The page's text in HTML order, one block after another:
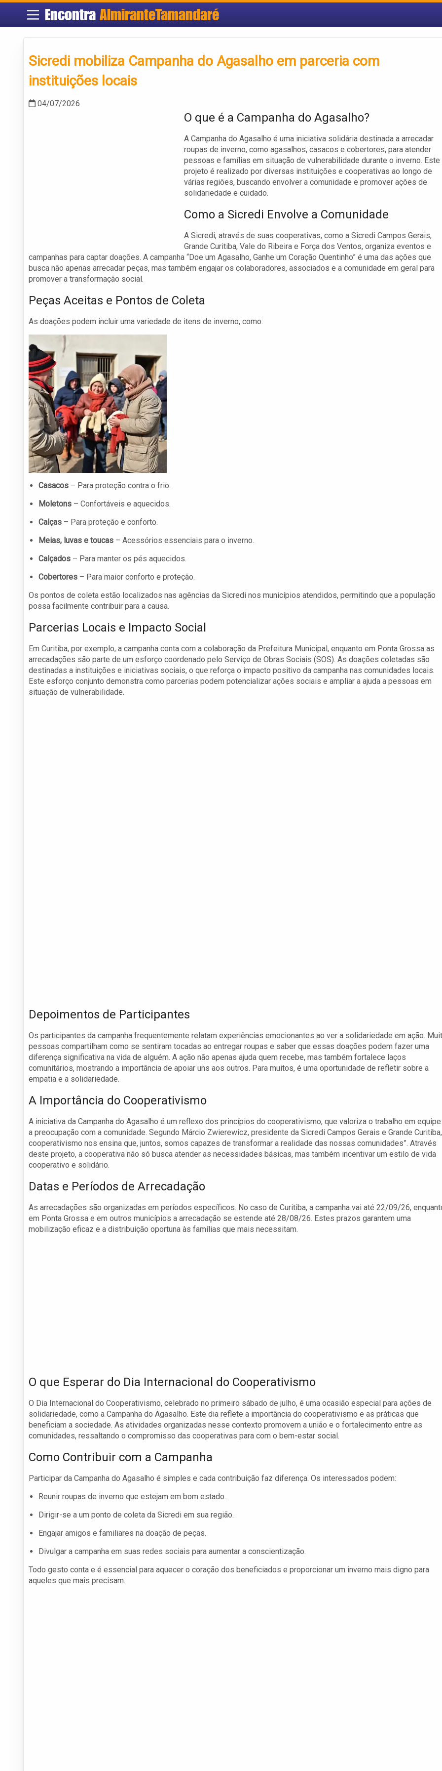
Encontra AlmiranteTamandaré
Sicredi mobiliza Campanha do Agasalho em parceria com
instituições locais
04/07/2026
O que é a Campanha do Agasalho?
A Campanha do Agasalho é uma iniciativa solidária destinada a arrecadar
roupas de inverno, como agasalhos, casacos e cobertores, para atender
pessoas e famílias em situação de vulnerabilidade durante o inverno. Este
projeto é realizado por diversas instituições e cooperativas ao longo de
várias regiões, buscando envolver a comunidade e promover ações de
solidariedade e cuidado.
Como a Sicredi Envolve a Comunidade
A Sicredi, através de suas cooperativas, como a Sicredi Campos Gerais,
Grande Curitiba, Vale do Ribeira e Força dos Ventos, organiza eventos e
campanhas para captar doações. A campanha “Doe um Agasalho, Ganhe um Coração Quentinho” é uma das ações que
busca não apenas arrecadar peças, mas também engajar os colaboradores, associados e a comunidade em geral para
promover a transformação social.
Peças Aceitas e Pontos de Coleta
As doações podem incluir uma variedade de itens de inverno, como:
Casacos – Para proteção contra o frio.
Moletons – Confortáveis e aquecidos.
Calças – Para proteção e conforto.
Meias, luvas e toucas – Acessórios essenciais para o inverno.
Calçados – Para manter os pés aquecidos.
Cobertores – Para maior conforto e proteção.
Os pontos de coleta estão localizados nas agências da Sicredi nos municípios atendidos, permitindo que a população
possa facilmente contribuir para a causa.
Parcerias Locais e Impacto Social
Em Curitiba, por exemplo, a campanha conta com a colaboração da Prefeitura Municipal, enquanto em Ponta Grossa as
arrecadações são parte de um esforço coordenado pelo Serviço de Obras Sociais (SOS). As doações coletadas são
destinadas a instituições e iniciativas sociais, o que reforça o impacto positivo da campanha nas comunidades locais.
Este esforço conjunto demonstra como parcerias podem potencializar ações sociais e ampliar a ajuda a pessoas em
situação de vulnerabilidade.
Depoimentos de Participantes
Os participantes da campanha frequentemente relatam experiências emocionantes ao ver a solidariedade em ação.
pessoas compartilham como se sentiram tocadas ao entregar roupas e saber que essas doações podem fazer uma
diferença significativa na vida de alguém. A ação não apenas ajuda quem recebe, mas também fortalece laços
comunitários, mostrando a importância de apoiar uns aos outros. Para muitos, é uma oportunidade de refletir sobre a
empatia e a solidariedade.
A Importância do Cooperativismo
A iniciativa da Campanha do Agasalho é um reflexo dos princípios do cooperativismo, que valoriza o trabalho em
a preocupação com a comunidade. Segundo Márcio Zwierewicz, presidente da Sicredi Campos Gerais e Grande Curitiba,
cooperativismo nos ensina que, juntos, somos capazes de transformar a realidade das nossas comunidades”. Através
deste projeto, a cooperativa não só busca atender as necessidades básicas, mas também incentivar um estilo de vida
cooperativo e solidário.
Datas e Períodos de Arrecadação
As arrecadações são organizadas em períodos específicos. No caso de Curitiba, a campanha vai até 22/09/26,
em Ponta Grossa e em outros municípios a arrecadação se estende até 28/08/26. Estes prazos garantem uma
mobilização eficaz e a distribuição oportuna às famílias que mais necessitam.
O que Esperar do Dia Internacional do Cooperativismo
O Dia Internacional do Cooperativismo, celebrado no primeiro sábado de julho, é uma ocasião especial para ações de
solidariedade, como a Campanha do Agasalho. Este dia reflete a importância do cooperativismo e as práticas que
beneficiam a sociedade. As atividades organizadas nesse contexto promovem a união e o fortalecimento entre as
comunidades, ressaltando o compromisso das cooperativas para com o bem-estar social.
Como Contribuir com a Campanha
Participar da Campanha do Agasalho é simples e cada contribuição faz diferença. Os interessados podem:
Reunir roupas de inverno que estejam em bom estado.
Dirigir-se a um ponto de coleta da Sicredi em sua região.
Engajar amigos e familiares na doação de peças.
Divulgar a campanha em suas redes sociais para aumentar a conscientização.
Todo gesto conta e é essencial para aquecer o coração dos beneficiados e proporcionar um inverno mais digno para
aqueles que mais precisam.